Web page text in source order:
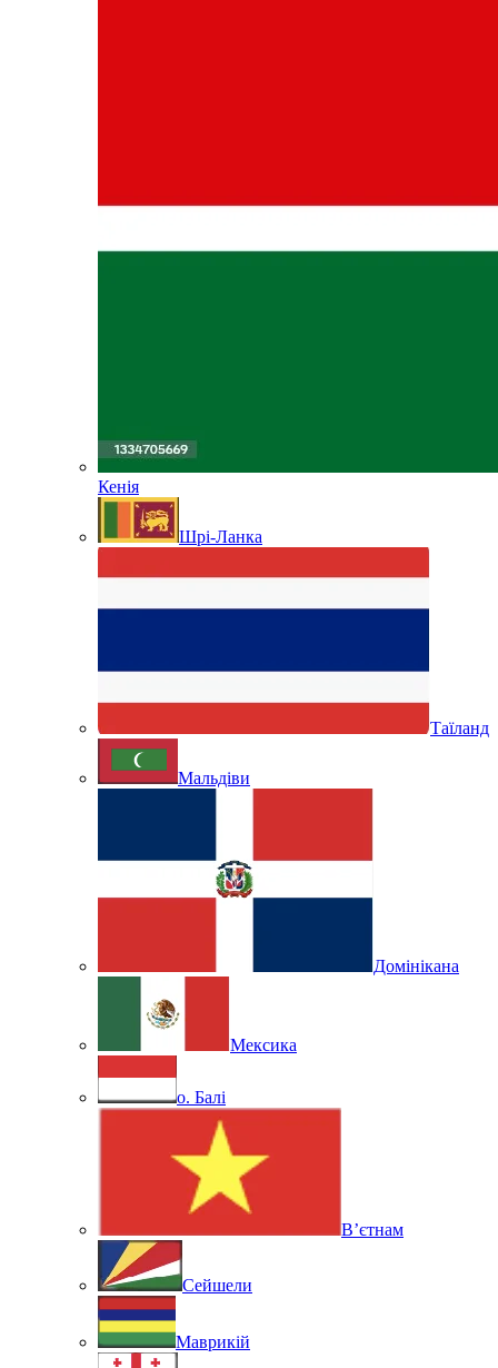
Кенія
Шрі-Ланка
Таїланд
Мальдіви
Домінікана
Мексика
о. Балі
В’єтнам
Сейшели
Маврикій